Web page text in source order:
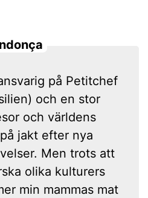
på Petitchef
och en stor
och världens
jakt efter nya
Men trots att
olika kulturers
min mammas mat